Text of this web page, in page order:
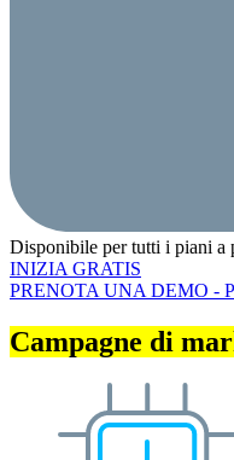
Disponibile per tutti i piani a
INIZIA GRATIS
PRENOTA UNA DEMO -
Campagne di